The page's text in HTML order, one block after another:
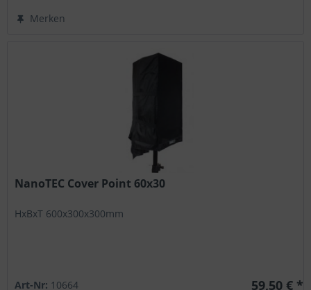
Merken
NanoTEC Cover Point 60x30
HxBxT 600x300x300mm
Art-Nr: 10664 59,50 € *